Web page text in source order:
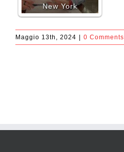
New York
Maggio 13th, 2024 0 Comments